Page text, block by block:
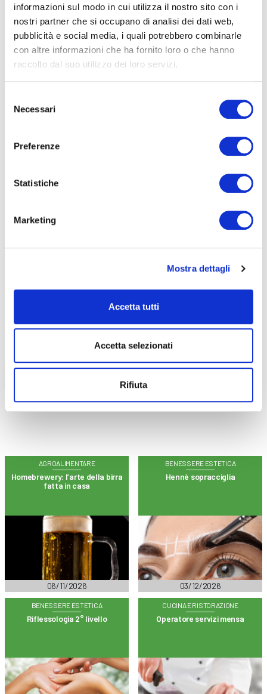
informazioni sul modo in cui utilizza il nostro sito con i
nostri partner che si occupano di analisi dei dati web,
pubblicità e social media, i quali potrebbero combinarle
con altre informazioni che ha fornito loro o che hanno
raccolto dal suo utilizzo dei loro servizi.
delNecessari
Preferenze
Statistiche
Marketing
Mostra dettagli
Accetta tutti
Accetta selezionati
Rifiuta
FORMAZIONEE CORSI
ADULTI
AZIENDE
DOPO LA TERZA MEDIA
SICUREZZA
ONLINE
CALENDARIOCORSI
AGROALIMENTARE
Homebrewery: l’arte della birra
fatta in casa
06/11/2026
BENESSERE ESTETICA
Hennè sopracciglia
03/12/2026
BENESSERE ESTETICA
Riflessologia 2° livello
CUCINA E RISTORAZIONE
Operatore servizi mensa